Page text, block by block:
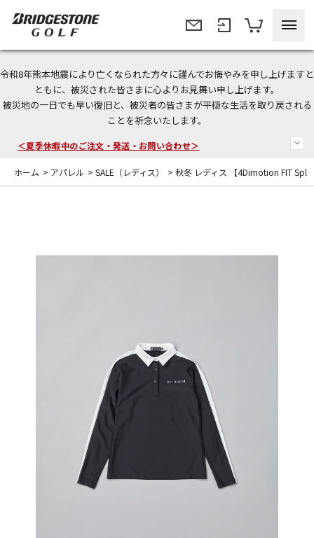
令和8年熊本地震により亡くなられた方々に謹んでお悔やみを申し上げますと
ともに、被災された皆さまに心よりお見舞い申し上げます。
被災地の一日でも早い復旧と、被災者の皆さまが平穏な生活を取り戻される
ことを祈念いたします。
今なら新規会員登録で1,000円OFFクーポンプレゼント！
＜商品配送に関するお知らせ＞
＜夏季休暇中のご注文・発送・お問い合わせ＞
ホーム > アパレル > SALE（レディス） > 秋冬 レディス 【4Dimotion FIT